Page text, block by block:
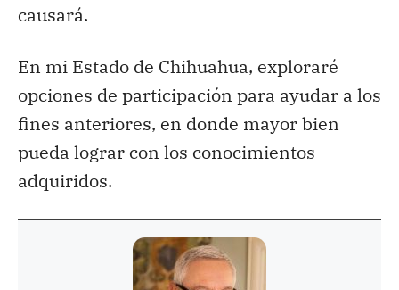
causará.
En mi Estado de Chihuahua, exploraré
opciones de participación para ayudar a los
fines anteriores, en donde mayor bien
pueda lograr con los conocimientos
adquiridos.